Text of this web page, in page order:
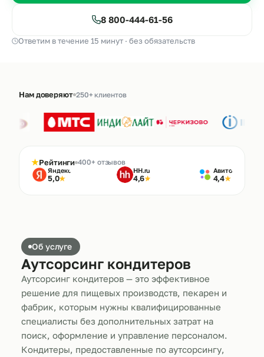
8 800-444-61-56
Ответим в течение 15 минут · без обязательств
Нам доверяют 250+ клиентов
★Рейтинги 400+ отзывов
Яндекс
5,0★
HH.ru
4,6★
Авито
4,4★
Об услуге
Аутсорсинг кондитеров
Аутсорсинг кондитеров — это эффективное
решение для пищевых производств, пекарен и
фабрик, которым нужны квалифицированные
специалисты без дополнительных затрат на
поиск, оформление и управление персоналом.
Кондитеры, предоставленные по аутсорсингу,